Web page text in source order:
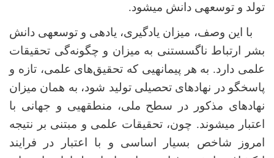
تولد و توسعه­ی دانش می­شود.
با این وصف، میزان یادگیری، یادهی و توسعه­ی دانش
بشر ارتباط ناگسستنی به میزان و چگونه‌گی تحقیقات
علمی دارد. به هر پیمانه­یی که تحقیق‌های علمی، تازه و
پاسخ­گو در نهادهای تحصیلی تولید شود، به همان میزان
نهادهای مذکور در سطح ملی، منطقه­یی و جهانی با
اعتبار می­شوند. چون، تحقیقات علمی و مبتنی بر نتیجه
امروز شاخص بسیار اساسی و با اعتبار در فرایند